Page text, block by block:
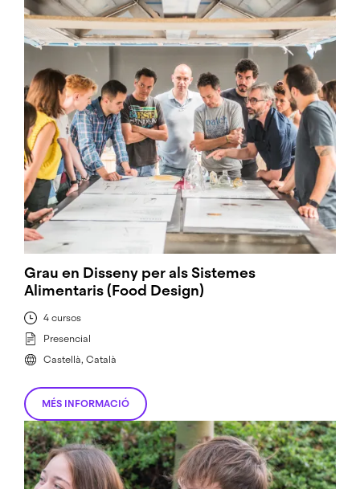
Grau en Disseny per als Sistemes
Alimentaris (Food Design)
4 cursos
Presencial
Castellà, Català
MÉS INFORMACIÓ